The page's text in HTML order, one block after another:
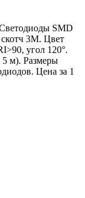
SMD
3M. Цвет
угол 120°.
м). Размеры
Цена за 1